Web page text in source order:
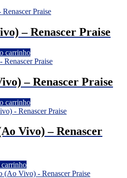
mais
– Renascer Praise
carrinho
– Renascer Praise
carrinho
Vivo) – Renascer